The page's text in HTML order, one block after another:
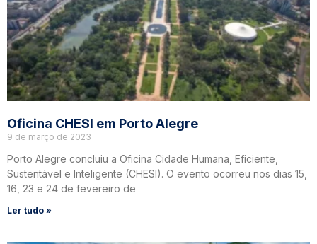
Oficina CHESI em Porto Alegre
9 de março de 2023
Porto Alegre concluiu a Oficina Cidade Humana, Eficiente,
Sustentável e Inteligente (CHESI). O evento ocorreu nos dias 15,
16, 23 e 24 de fevereiro de
Ler tudo »